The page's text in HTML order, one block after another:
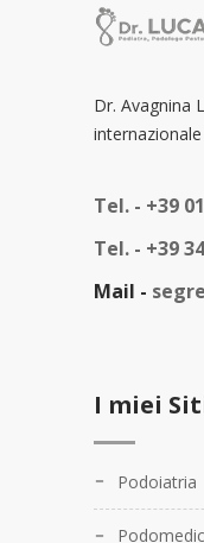
Dr. Avagnina
Tel. - +39
Tel. - +39
Mail -
I miei
Podoiatria